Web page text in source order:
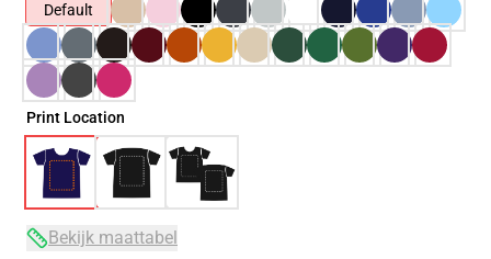
Default
Print Location
Bekijk maattabel